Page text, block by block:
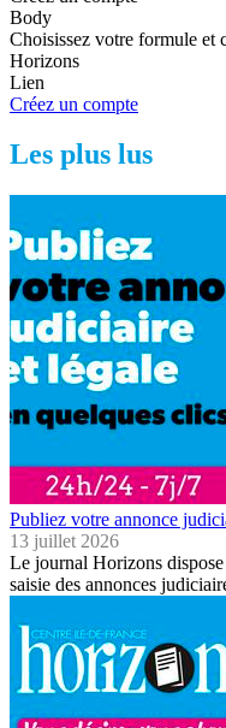
Body
Choisissez votre formule et
Horizons
Lien
Créez un compte
Les plus lus
Publiez votre annonce
13 juillet 2026
Le journal Horizons
saisie des annonces